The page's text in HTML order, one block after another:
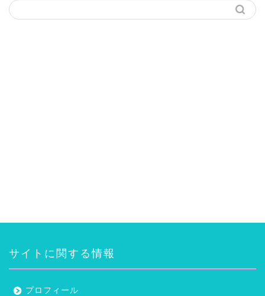
サイトに関する情報
プロフィール